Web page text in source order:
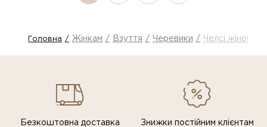
Головна Жінкам Взуття Черевики Челсі жіночі
Безкоштовна доставка Знижки постiйним клiєнтам